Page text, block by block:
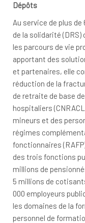
Dépôts
Au service de plus
de la solidarité
les parcours de vie
apportant des
et partenaires, elle
réduction de la
de retraite de base
hospitaliers
mineurs et des
régimes
fonctionnaires
des trois fonctions
millions de
5 millions de
000 employeurs
les domaines de la
personnel de